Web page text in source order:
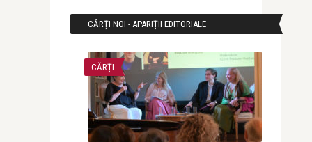
CĂRȚI NOI - APARIȚII EDITORIALE
CĂRȚI